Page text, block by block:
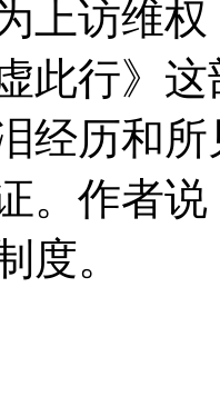
上访维
此行》
经历和
。作者
度。